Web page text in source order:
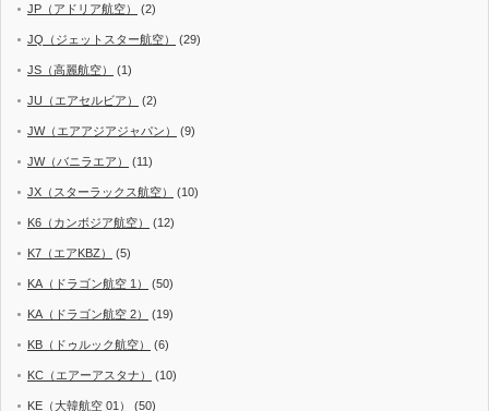
JP（アドリア航空） (2)
JQ（ジェットスター航空） (29)
JS（高麗航空） (1)
JU（エアセルビア） (2)
JW（エアアジアジャパン） (9)
JW（バニラエア） (11)
JX（スターラックス航空） (10)
K6（カンボジア航空） (12)
K7（エアKBZ） (5)
KA（ドラゴン航空 1） (50)
KA（ドラゴン航空 2） (19)
KB（ドゥルック航空） (6)
KC（エアーアスタナ） (10)
KE（大韓航空 01） (50)